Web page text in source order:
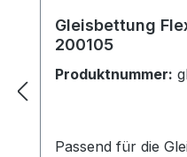
Gleisbettung
200105
Produktnummer:
Passend für die